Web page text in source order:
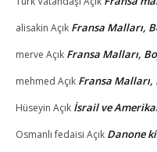
alisakin Açık Fransa Malları,
merve Açık Fransa Malları,
mehmed Açık Fransa Malları,
Hüseyin Açık İsrail ve
Osmanlı fedaisi Açık Danone